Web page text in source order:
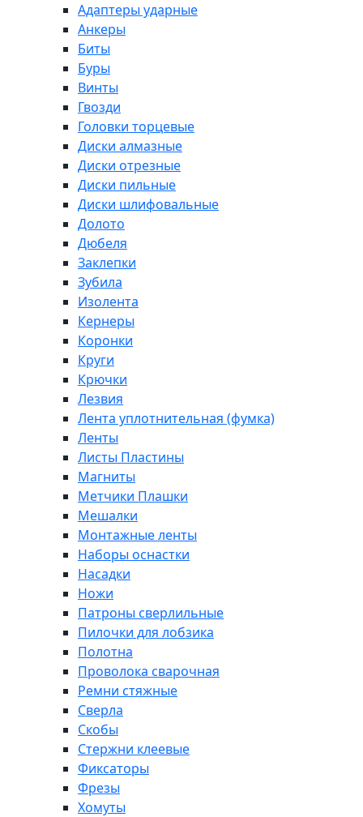
Адаптеры ударные
Анкеры
Биты
Буры
Винты
Гвозди
Головки торцевые
Диски алмазные
Диски отрезные
Диски пильные
Диски шлифовальные
Долото
Дюбеля
Заклепки
Зубила
Изолента
Кернеры
Коронки
Круги
Крючки
Лезвия
Лента уплотнительная (фумка)
Ленты
Листы Пластины
Магниты
Метчики Плашки
Мешалки
Монтажные ленты
Наборы оснастки
Насадки
Ножи
Патроны сверлильные
Пилочки для лобзика
Полотна
Проволока сварочная
Ремни стяжные
Сверла
Скобы
Стержни клеевые
Фиксаторы
Фрезы
Хомуты